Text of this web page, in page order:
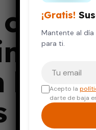
los
las
¡Gratis!
Mantente al
para ti.
Acepto la
darte de baja